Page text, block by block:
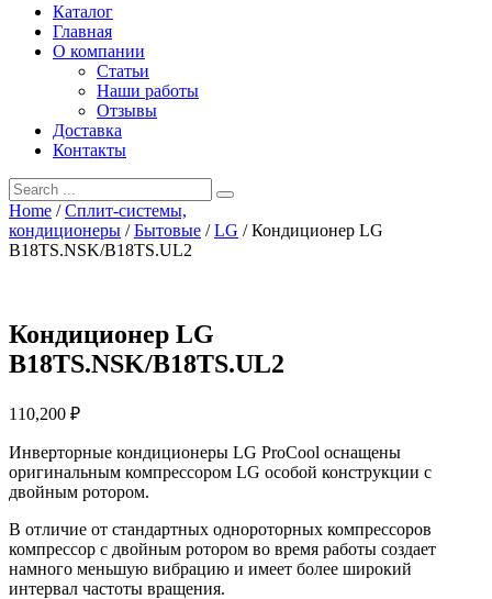
Каталог
Главная
О компании
Статьи
Наши работы
Отзывы
Доставка
Контакты
Home /Сплит-системы,
кондиционеры /Бытовые /LG / Кондиционер LG
B18TS.NSK/B18TS.UL2
Кондиционер LG
B18TS.NSK/B18TS.UL2
110,200 ₽
Инверторные кондиционеры LG ProCool оснащены
оригинальным компрессором LG особой конструкции с
двойным ротором.
В отличие от стандартных однороторных компрессоров
компрессор с двойным ротором во время работы создает
намного меньшую вибрацию и имеет более широкий
интервал частоты вращения.